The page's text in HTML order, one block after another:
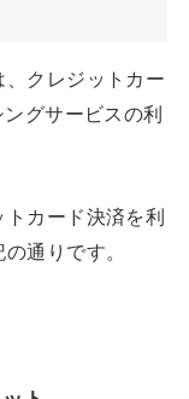
クレジットカー
グサービスの利
カード決済を利
通りです。